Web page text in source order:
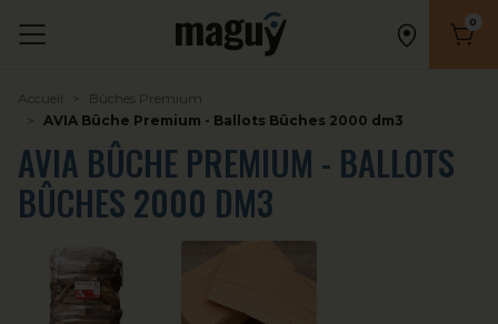
0
Accueil
Bûches Premium
AVIA Bûche Premium - Ballots Bûches 2000 dm3
AVIA BÛCHE PREMIUM - BALLOTS
BÛCHES 2000 DM3